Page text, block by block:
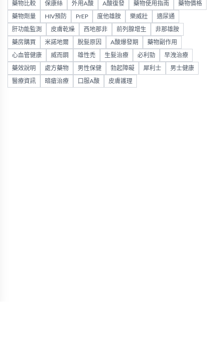
藥物比較 保康絲 外用A酸 A酸復發 藥物使用指南 藥物價格
藥物劑量 HIV預防 PrEP 度他雄胺 樂威壯 適尿通
肝功能監測 皮膚乾燥 西地那非 前列腺增生 非那雄胺
藥房購買 米諾地爾 脫髮原因 A酸爆發期 藥物副作用
心血管健康 威而鋼 雄性禿 生髮治療 必利勁 早洩治療
藥效說明 處方藥物 男性保健 勃起障礙 犀利士 男士健康
醫療資訊 暗瘡治療 口服A酸 皮膚護理